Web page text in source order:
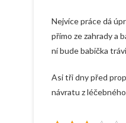
Nejvíce práce dá
přímo ze zahrady a
ní bude babička
Asi tři dny před
návratu z